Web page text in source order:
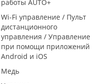
работы AUTO+
Wi-Fi управление / Пульт
дистанционного
управления / Управление
при помощи приложений
Android и iOS
Медь